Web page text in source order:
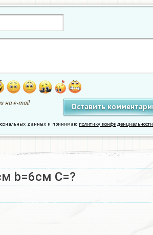
на e-mail
данных и принимаю политику конфиденциальности
b=6см C=?